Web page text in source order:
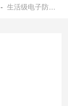
-生活级电子防潮柜